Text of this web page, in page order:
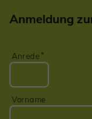
Anmeldung
Anrede
Vorname